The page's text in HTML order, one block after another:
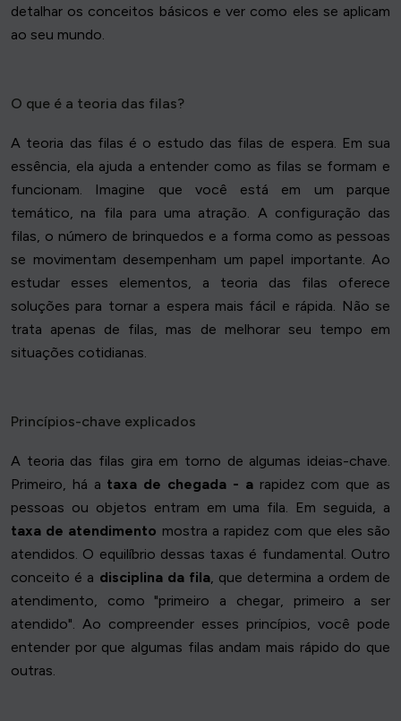
detalhar os conceitos básicos e ver como eles se aplicam
ao seu mundo.
O que é a teoria das filas?
A teoria das filas é o estudo das filas de espera. Em sua
essência, ela ajuda a entender como as filas se formam e
funcionam. Imagine que você está em um parque
temático, na fila para uma atração. A configuração das
filas, o número de brinquedos e a forma como as pessoas
se movimentam desempenham um papel importante. Ao
estudar esses elementos, a teoria das filas oferece
soluções para tornar a espera mais fácil e rápida. Não se
trata apenas de filas, mas de melhorar seu tempo em
situações cotidianas.
Princípios-chave explicados
A teoria das filas gira em torno de algumas ideias-chave.
Primeiro, há a taxa de chegada - arapidez com que as
pessoas ou objetos entram em uma fila. Em seguida, a
taxa de atendimento mostra a rapidez com que eles são
atendidos. O equilíbrio dessas taxas é fundamental. Outro
conceito é a disciplina da fila, que determina a ordem de
atendimento, como "primeiro a chegar, primeiro a ser
atendido". Ao compreender esses princípios, você pode
entender por que algumas filas andam mais rápido do que
outras.